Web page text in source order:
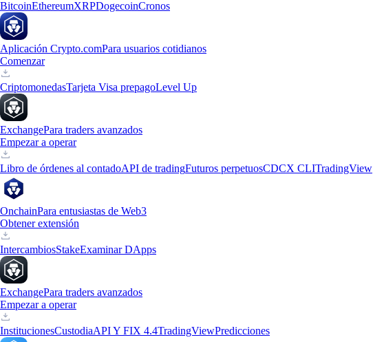
BitcoinEthereumXRPDogecoinCronos
Aplicación Crypto.comPara usuarios cotidianos
Comenzar
CriptomonedasTarjeta Visa prepagoLevel Up
ExchangePara traders avanzados
Empezar a operar
Libro de órdenes al contadoAPI de tradingFuturos perpetuosCDCX CLITradingView
OnchainPara entusiastas de Web3
Obtener extensión
IntercambiosStakeExaminar DApps
ExchangePara traders avanzados
Empezar a operar
InstitucionesCustodiaAPI Y FIX 4.4TradingViewPredicciones